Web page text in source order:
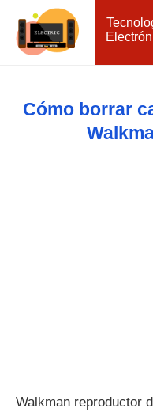
Cómo borrar
Walkman reproductor